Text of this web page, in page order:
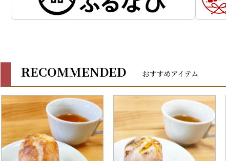
RECOMMENDED おすすめアイテム